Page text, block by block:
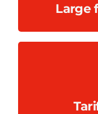
Large
Sans